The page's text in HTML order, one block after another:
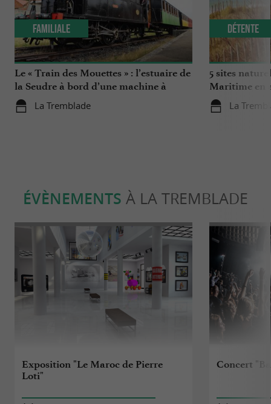
Le « Train des Mouettes » : l’estuaire de
la Seudre à bord d’une machine à
remonter le temps
La Tremblade
Familiale
5 sites
Maritime en
La
Détente
ÉVÈNEMENTS À LA TREMBLADE
Exposition "Le Maroc de Pierre
Loti"
Concert